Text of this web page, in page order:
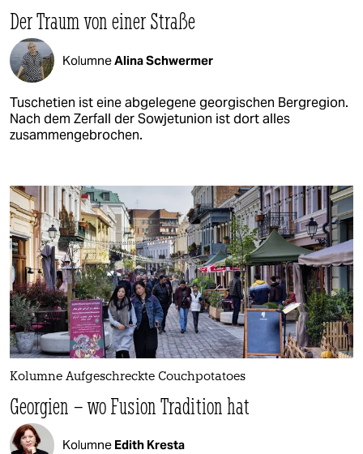
Der Traum von einer Straße
KolumneAlina Schwermer
Tuschetien ist eine abgelegene georgischen Bergregion.
Nach dem Zerfall der Sowjetunion ist dort alles
zusammengebrochen.
Kolumne Aufgeschreckte Couchpotatoes
Georgien – wo Fusion Tradition hat
Kolumne Edith Kresta